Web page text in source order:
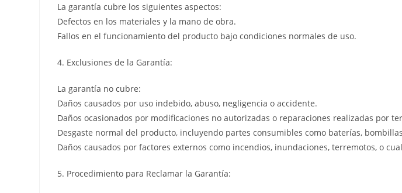
La garantía cubre los siguientes aspectos:
Defectos en los materiales y la mano de obra.
Fallos en el funcionamiento del producto bajo condiciones normales de uso.
4. Exclusiones de la Garantía:
La garantía no cubre:
Daños causados por uso indebido, abuso, negligencia o accidente.
Daños ocasionados por modificaciones no autorizadas o reparaciones realizadas por
Desgaste normal del producto, incluyendo partes consumibles como baterías,
Daños causados por factores externos como incendios, inundaciones, terremotos, o
5. Procedimiento para Reclamar la Garantía: